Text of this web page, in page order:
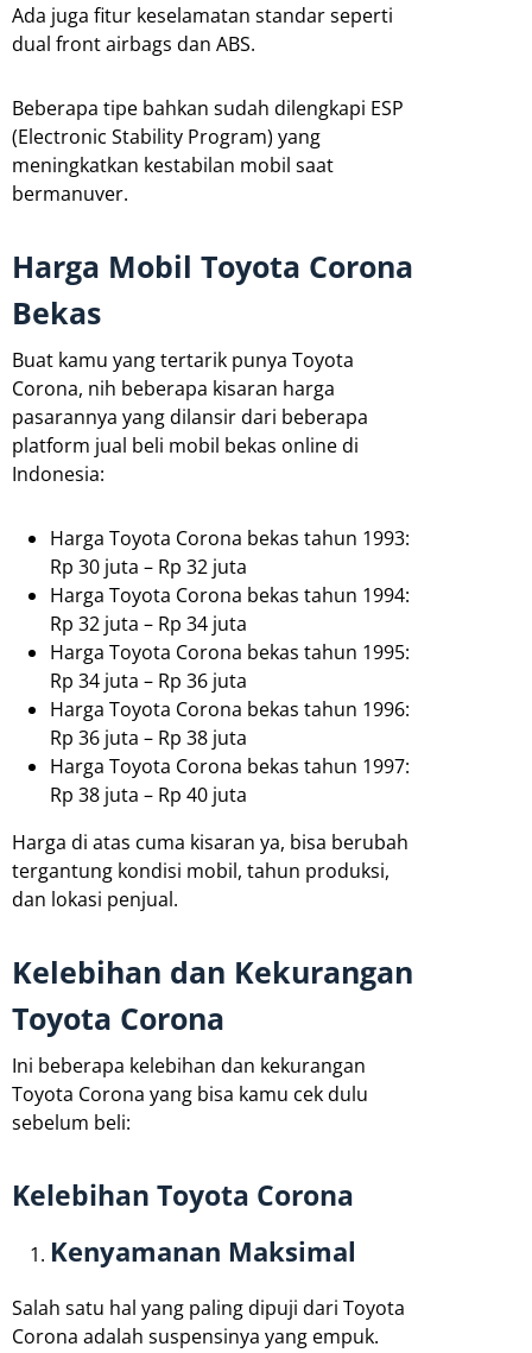
Ada juga fitur keselamatan standar seperti
dual front airbags dan ABS.
Beberapa tipe bahkan sudah dilengkapi ESP
(Electronic Stability Program) yang
meningkatkan kestabilan mobil saat
bermanuver.
Harga Mobil Toyota Corona
Bekas
Buat kamu yang tertarik punya Toyota
Corona, nih beberapa kisaran harga
pasarannya yang dilansir dari beberapa
platform jual beli mobil bekas online di
Indonesia:
Harga Toyota Corona bekas tahun 1993:
Rp 30 juta – Rp 32 juta
Harga Toyota Corona bekas tahun 1994:
Rp 32 juta – Rp 34 juta
Harga Toyota Corona bekas tahun 1995:
Rp 34 juta – Rp 36 juta
Harga Toyota Corona bekas tahun 1996:
Rp 36 juta – Rp 38 juta
Harga Toyota Corona bekas tahun 1997:
Rp 38 juta – Rp 40 juta
Harga di atas cuma kisaran ya, bisa berubah
tergantung kondisi mobil, tahun produksi,
dan lokasi penjual.
Kelebihan dan Kekurangan
Toyota Corona
Ini beberapa kelebihan dan kekurangan
Toyota Corona yang bisa kamu cek dulu
sebelum beli:
Kelebihan Toyota Corona
Kenyamanan Maksimal
Salah satu hal yang paling dipuji dari Toyota
Corona adalah suspensinya yang empuk.